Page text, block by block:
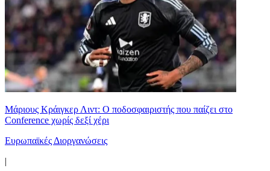
Μάριους Κράιγκερ Λιντ: Ο ποδοσφαιριστής που παίζει στο
Conference χωρίς δεξί χέρι
Ευρωπαϊκές Διοργανώσεις
|